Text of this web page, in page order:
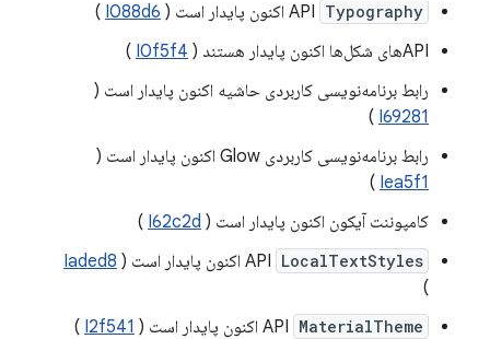
API Typography اکنون پایدار است ( I088d6
)
APIهای شکل‌ها اکنون پایدار هستند (
I0f5f4
)
رابط برنامه‌نویسی کاربردی حاشیه اکنون پایدار است (
I69281
)
رابط برنامه‌نویسی کاربردی Glow اکنون پایدار است (
Iea5f1
)
کامپوننت آیکون اکنون پایدار است ( I62c2d
)
API LocalTextStyles اکنون پایدار است ( Iaded8
)
API MaterialTheme اکنون پایدار است ( I2f541
)